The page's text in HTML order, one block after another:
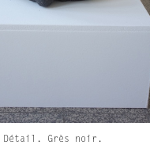
Détail. Grès noir.